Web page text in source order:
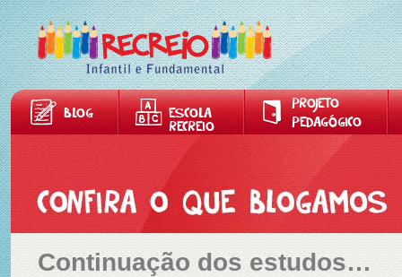
BLOG ESCOLA
RECREIO
PROJETO
PEDAGÓGICO
Continuação dos estudos…